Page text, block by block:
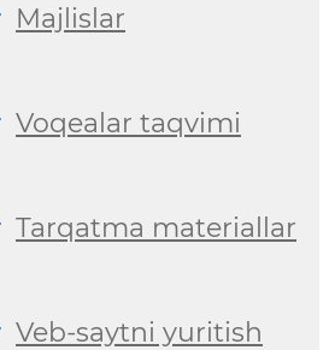
Majlislar
Voqealar taqvimi
Tarqatma materiallar
Veb-saytni yuritish